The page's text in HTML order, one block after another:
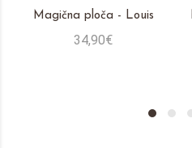
Magična ploča - Louis
34,90€